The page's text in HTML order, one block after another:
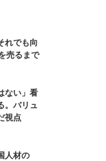
れでも向
売るまで
ない」看
。バリュ
視点
人材の